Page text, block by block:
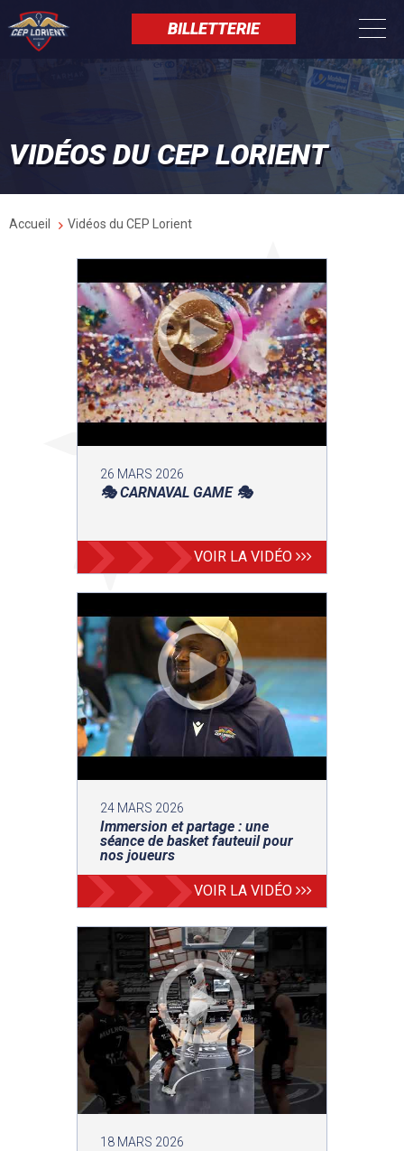
au
contenu
principal
BILLETTERIE
VIDÉOS DU CEP LORIENT
Fil
Accueil Vidéos du CEP Lorient
26 MARS 2026
🎭 CARNAVAL GAME 🎭
VOIR LA VIDÉO
24 MARS 2026
Immersion et partage : une
séance de basket fauteuil pour
nos joueurs
VOIR LA VIDÉO
18 MARS 2026
Panneau de gestion des cookies